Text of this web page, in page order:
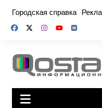
содержимому
Городская справка